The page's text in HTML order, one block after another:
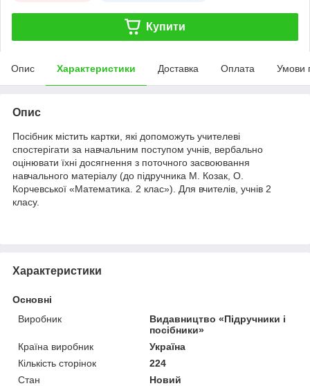
Купити
Опис Характеристики Доставка Оплата Умови
Опис
Посібник містить картки, які допоможуть учителеві
спостерігати за навчальним поступом учнів, вербально
оцінювати їхні досягнення з поточного засвоювання
навчального матеріалу (до підручника М. Козак, О.
Корчевської «Математика. 2 клас»). Для вчителів, учнів 2
класу.
Характеристики
Основні
Виробник
Видавництво «Підручники і
посібники»
Країна виробник
Україна
Кількість сторінок
224
Стан
Новий